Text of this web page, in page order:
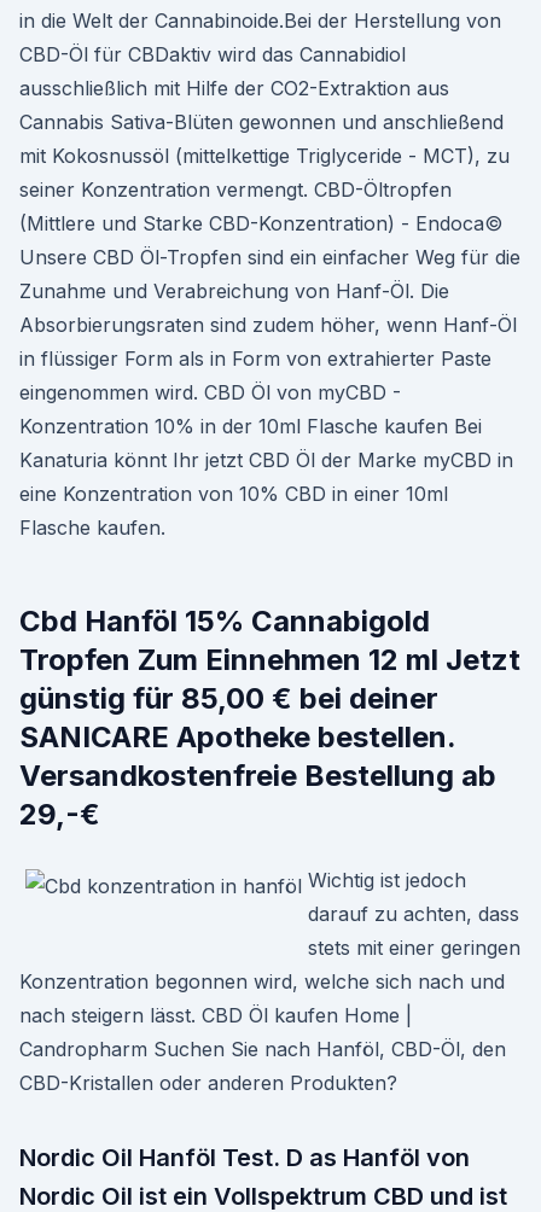
in die Welt der Cannabinoide.Bei der Herstellung von
CBD-Öl für CBDaktiv wird das Cannabidiol
ausschließlich mit Hilfe der CO2-Extraktion aus
Cannabis Sativa-Blüten gewonnen und anschließend
mit Kokosnussöl (mittelkettige Triglyceride - MCT), zu
seiner Konzentration vermengt. CBD-Öltropfen
(Mittlere und Starke CBD-Konzentration) - Endoca©
Unsere CBD Öl-Tropfen sind ein einfacher Weg für die
Zunahme und Verabreichung von Hanf-Öl. Die
Absorbierungsraten sind zudem höher, wenn Hanf-Öl
in flüssiger Form als in Form von extrahierter Paste
eingenommen wird. CBD Öl von myCBD -
Konzentration 10% in der 10ml Flasche kaufen Bei
Kanaturia könnt Ihr jetzt CBD Öl der Marke myCBD in
eine Konzentration von 10% CBD in einer 10ml
Flasche kaufen.
Cbd Hanföl 15% Cannabigold
Tropfen Zum Einnehmen 12 ml Jetzt
günstig für 85,00 € bei deiner
SANICARE Apotheke bestellen.
Versandkostenfreie Bestellung ab
29,-€
Wichtig ist jedoch
darauf zu achten, dass
stets mit einer geringen
Konzentration begonnen wird, welche sich nach und
nach steigern lässt. CBD Öl kaufen Home |
Candropharm Suchen Sie nach Hanföl, CBD-Öl, den
CBD-Kristallen oder anderen Produkten?
Nordic Oil Hanföl Test. D as Hanföl von
Nordic Oil ist ein Vollspektrum CBD und ist